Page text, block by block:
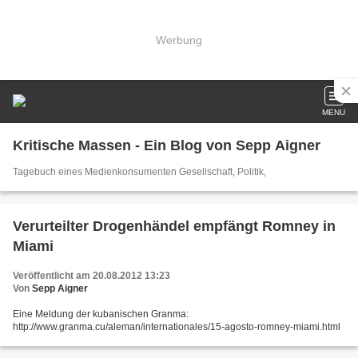
Werbung
MENU
Kritische Massen - Ein Blog von Sepp Aigner
Tagebuch eines Medienkonsumenten Gesellschaft, Politik,
Verurteilter Drogenhändel empfängt Romney in
Miami
Veröffentlicht am 20.08.2012 13:23
Von Sepp Aigner
Eine Meldung der kubanischen Granma:
http://www.granma.cu/aleman/internationales/15-agosto-romney-miami.html